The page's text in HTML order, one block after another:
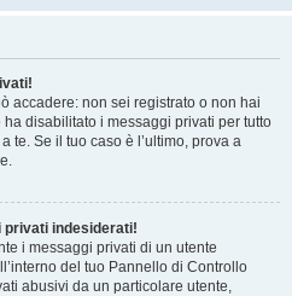
accadere: non sei registrato o non hai
ha disabilitato i messaggi privati per tutto
te. Se il tuo caso è l’ultimo, prova a
privati indesiderati!
i messaggi privati ​​di un utente
del tuo Pannello di Controllo
​​abusivi da un particolare utente,